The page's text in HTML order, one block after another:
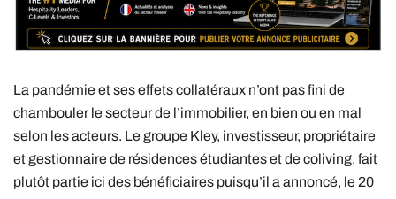
La pandémie et ses effets collatéraux n’ont pas fini de
chambouler le secteur de l’immobilier, en bien ou en mal
selon les acteurs. Le groupe Kley, investisseur, propriétaire
et gestionnaire de résidences étudiantes et de coliving, fait
plutôt partie ici des bénéficiaires puisqu’il a annoncé, le 20